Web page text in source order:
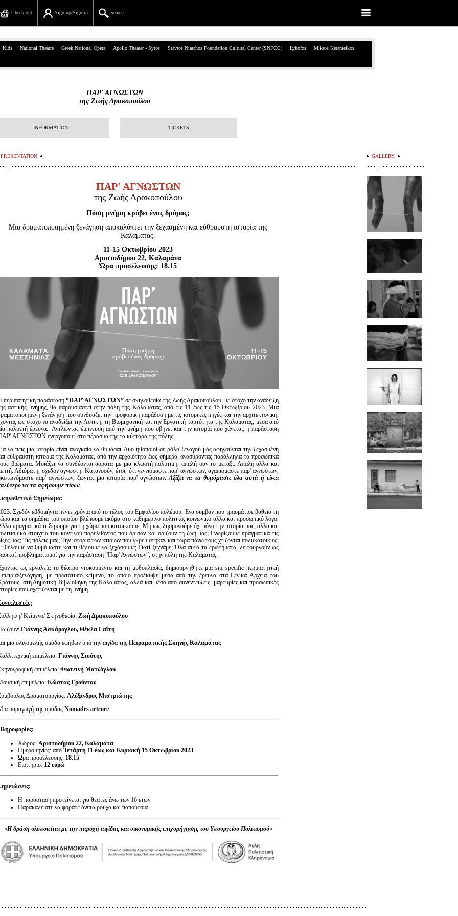
Search
Sign up/Sign in
Check out
39, Panepistimiou Str, Athens
Search
Search your order
Personal Data
Information
Είσοδος διαχειριστή
Kids National Theatre Greek National Opera Apollo Theater - Syros Stavros Niarchos Foundation Cultural Center (SNFCC) Lykofos Mikros Kerameikos
ΠΑΡ' ΑΓΝΩΣΤΩΝ
της Ζωής Δρακοπούλου
INFORMATION TICKETS
PRESENTATION
ΠΑΡ' ΑΓΝΩΣΤΩΝ
της Ζωής Δρακοπούλου
Πόση μνήμη κρύβει ένας δρόμος;
Μια δραματοποιημένη ξενάγηση αποκαλύπτει την ξεχασμένη και εύθραυστη ιστορία της
Καλαμάτας.
11-15 Οκτωβρίου 2023
Αριστοδήμου 22, Καλαμάτα
Ώρα προσέλευσης: 18.15
περιπατητική παράσταση “ΠΑΡ' ΑΓΝΩΣΤΩΝ” σε σκηνοθεσία της Ζωής Δρακοπούλου, με στόχο την ανάδειξη
αστικής μνήμης, θα παρουσιαστεί στην πόλη της Καλαμάτας, από τις 11 έως τις 15 Οκτωβρίου 2023. Μια
ξενάγηση που συνδυάζει την προφορική παράδοση με τις ιστορικές πηγές και την αρχιτεκτονική,
ως στόχο να αναδείξει την Αστική, τη Βιομηχανική και την Εργατική ταυτότητα της Καλαμάτας, μέσα από
πολυετή έρευνα. Αντλώντας έμπνευση από την μνήμη που σβήνει και την ιστορία που χάνεται, η παράσταση
ΑΓΝΩΣΤΩΝ ενεργοποιεί στο πέρασμά της τα κύτταρα της πόλης.
να πεις μια ιστορία είναι αναγκαίο να θυμάσαι. Δυο ηθοποιοί σε ρόλο ξεναγού μάς αφηγούνται την ξεχασμένη
εύθραυστη ιστορία της Καλαμάτας, από την αρχαιότητα έως σήμερα, ανασύροντας παράλληλα τα προσωπικά
βιώματα. Μοιάζει να συνδέονται αόρατα με μια κλωστή πολύτιμη, απαλή σαν το μετάξι. Απαλή αλλά και
Αδιόρατη, σχεδόν άγνωστη. Κατανοούν, έτσι, ότι γεννιόμαστε παρ' αγνώστων, αγαπιόμαστε παρ' αγνώστων,
παρ' αγνώστων, ζώντας μια ιστορία παρ' αγνώστων.Αξίζει να τα θυμόμαστε όλα αυτά ή είναι
να τα αφήσουμε πίσω;
Σημείωμα:
Σχεδόν εβδομήντα πέντε χρόνια από το τέλος του Εμφυλίου πολέμου. Ένα συμβάν που τραυμάτισε βαθειά τη
και τα σημάδια του οποίου βλέπουμε ακόμα στο καθημερινό πολιτικό, κοινωνικό αλλά και προσωπικό λόγο.
πραγματικά τι ξέρουμε για τη χώρα που κατοικούμε; Μήπως λησμονούμε όχι μόνο την ιστορία μας, αλλά και
στοιχεία του κοντινού παρελθόντος που όρισαν και ορίζουν τη ζωή μας; Γνωρίζουμε πραγματικά τις
μας; Τις πόλεις μας; Την ιστορία των κτιρίων που γκρεμίστηκαν και τώρα πάνω τους χτίζονται πολυκατοικίες;
θέλουμε να θυμόμαστε και τι θέλουμε να ξεχάσουμε; Γιατί ξεχνάμε; Όλα αυτά τα ερωτήματα, λειτουργούν ως
προβληματισμοί για την παράσταση “Παρ' Αγνώστων”, στην πόλη της Καλαμάτας.
ως εργαλεία το θέατρο ντοκουμέντο και τη μυθοπλασία, δημιουργήθηκε μια site specific περιπατητική
ξενάγηση, με πρωτότυπο κείμενο, το οποίο προέκυψε μέσα από την έρευνα στα Γενικά Αρχεία του
στη Δημοτική Βιβλιοθήκη της Καλαμάτας, αλλά και μέσα από συνεντεύξεις, μαρτυρίες και προσωπικές
που σχετίζονται με τη μνήμη.
Κείμενο/ Σκηνοθεσία: Ζωή Δρακοπούλου
Γιάννης Ασκάρογλου, Θέκλα Γαΐτη
μια ολιγομελής ομάδα εφήβων υπό την αιγίδα της Πειραματικής Σκηνής Καλαμάτας
επιμέλεια: Γιάννης Σιούτης
επιμέλεια: Φωτεινή Ματζόγλου
επιμέλεια: Κώστας Γρούντας
Δραματουργίας: Αλέξανδρος Μιστριώτης
παραγωγή της ομάδας Nomades artcore
Χώρος: Αριστοδήμου 22, Καλαμάτα
Ημερομηνίες: από Τετάρτη 11 έως και Κυριακή 15 Οκτωβρίου 2023
Ώρα προσέλευσης: 18.15
Εισιτήριο: 12 ευρώ
Η παράσταση προτείνεται για θεατές άνω των 16 ετών
Παρακαλείστε να φοράτε άνετα ρούχα και παπούτσια
«Η δράση υλοποιείται με την παροχή αιγίδας και οικονομικής επιχορήγησης του Υπουργείου Πολιτισμού»
GALLERY